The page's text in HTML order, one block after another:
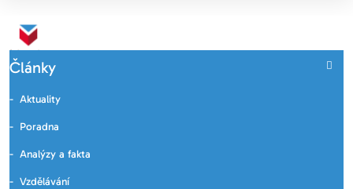
Články
Aktuality
Poradna
Analýzy a fakta
Vzdělávání